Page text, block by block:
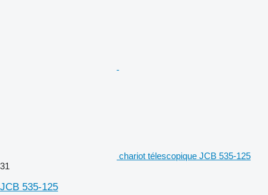
chariot télescopique JCB 535-125
31
JCB 535-125